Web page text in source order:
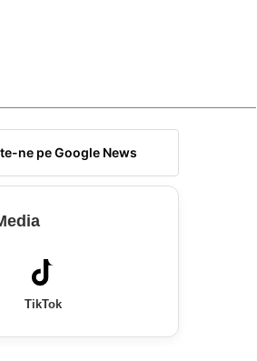
ne pe Google News
TikTok